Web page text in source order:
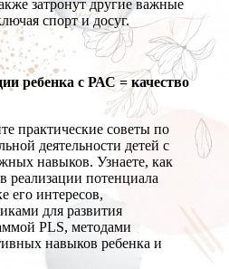
затронут другие важные
спорт и досуг.
ребенка с РАС = качество
практические советы по
деятельности детей с
навыков. Узнаете, как
реализации потенциала
его интересов,
для развития
PLS, методами
навыков ребенка и